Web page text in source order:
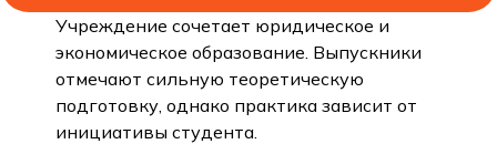
Учреждение сочетает юридическое и
экономическое образование. Выпускники
отмечают сильную теоретическую
подготовку, однако практика зависит от
инициативы студента.